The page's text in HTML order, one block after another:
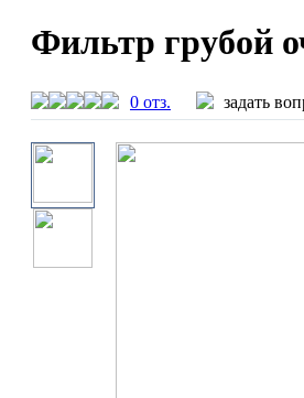
Фильтр грубой
0 отз. задать